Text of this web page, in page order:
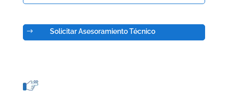
$ Solicitar Asesoramiento Técnico